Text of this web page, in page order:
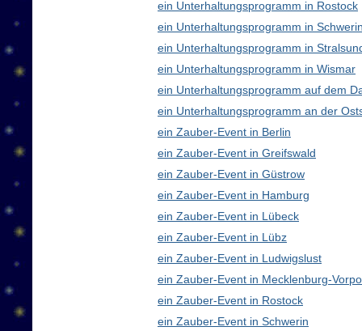
ein Unterhaltungsprogramm in Rostock
ein Unterhaltungsprogramm in
ein Unterhaltungsprogramm in
ein Unterhaltungsprogramm in Wismar
ein Unterhaltungsprogramm auf dem
ein Unterhaltungsprogramm an der
ein Zauber-Event in Berlin
ein Zauber-Event in Greifswald
ein Zauber-Event in Güstrow
ein Zauber-Event in Hamburg
ein Zauber-Event in Lübeck
ein Zauber-Event in Lübz
ein Zauber-Event in Ludwigslust
ein Zauber-Event in Mecklenburg-
ein Zauber-Event in Rostock
ein Zauber-Event in Schwerin